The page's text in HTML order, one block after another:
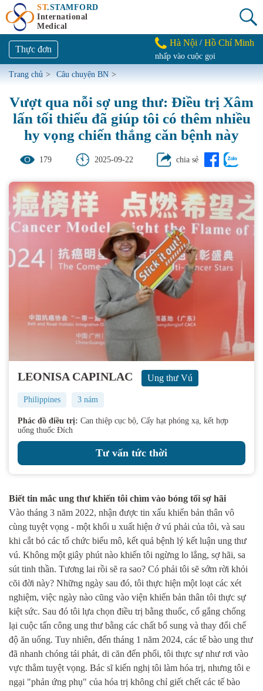
ST.STAMFORD
International
Medical
Thực đơn
Hà Nội / Hồ Chí Minh
nhấp vào cuộc gọi
Trang chủ > Câu chuyện BN >
Vượt qua nỗi sợ ung thư: Điều trị Xâm
lấn tối thiểu đã giúp tôi có thêm nhiều
hy vọng chiến thắng căn bệnh này
179 2025-09-22 chia sẻ
LEONISA CAPINLAC Ung thư Vú
Philippines 3 nám
Phác đồ điều trị: Can thiệp cục bộ, Cấy hạt phóng xạ, kết hợp
uống thuốc Đích
Tư vấn tức thời
Biết tin mắc ung thư khiến tôi chìm vào bóng tối sợ hãi
Vào tháng 3 năm 2022, nhận được tin xấu khiến bản thân vô
cùng tuyệt vọng - một khối u xuất hiện ở vú phải của tôi, và sau
khi cắt bỏ các tổ chức biểu mô, kết quả bệnh lý kết luận ung thư
vú. Không một giây phút nào khiến tôi ngừng lo lắng, sợ hãi, sa
sút tinh thần. Tương lai rồi sẽ ra sao? Có phải tôi sẽ sớm rời khỏi
cõi đời này? Những ngày sau đó, tôi thực hiện một loạt các xét
nghiệm, việc ngày nào cũng vào viện khiến bản thân tôi thực sự
kiệt sức. Sau đó tôi lựa chọn điều trị bằng thuốc, cố gắng chống
lại cuộc tấn công ung thư bằng các chất bổ sung và thay đổi chế
độ ăn uống. Tuy nhiên, đến tháng 1 năm 2024, các tế bào ung thư
đã nhanh chóng tái phát, di căn đến phổi, tôi thực sự như rơi vào
vực thẳm tuyệt vọng. Bác sĩ kiến nghị tôi làm hóa trị, nhưng tôi e
ngại "phản ứng phụ" của hóa trị không chỉ giết chết các tế bào